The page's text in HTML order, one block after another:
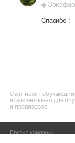
Спасибо !
Сайт носит обучающий
исключительно для
и провизоров